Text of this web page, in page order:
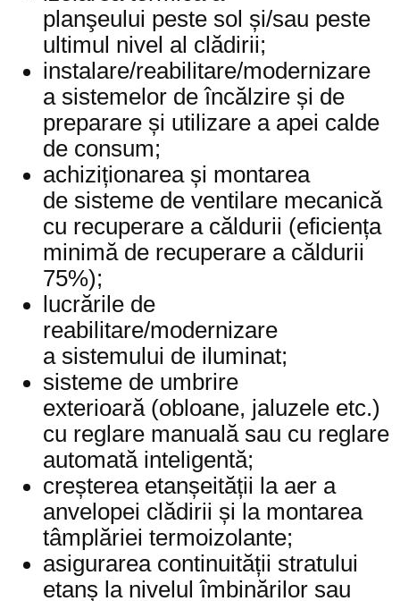
planşeului peste sol și/sau peste
ultimul nivel al clădirii;
instalare/reabilitare/modernizare
a sistemelor de încălzire și de
preparare și utilizare a apei calde
de consum;
achiziționarea și montarea
de sisteme de ventilare mecanică
cu recuperare a căldurii (eficiența
minimă de recuperare a căldurii
75%);
lucrările de
reabilitare/modernizare
a sistemului de iluminat;
sisteme de umbrire
exterioară (obloane, jaluzele etc.)
cu reglare manuală sau cu reglare
automată inteligentă;
creșterea etanșeității la aer a
anvelopei clădirii și la montarea
tâmplăriei termoizolante;
asigurarea continuității stratului
etanș la nivelul îmbinărilor sau